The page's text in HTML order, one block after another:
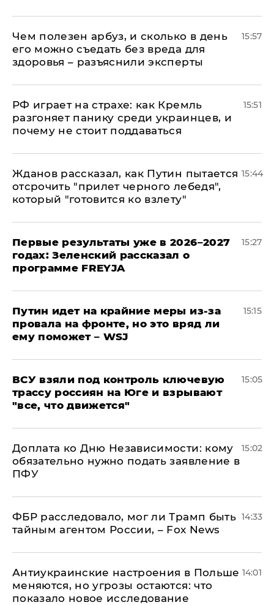
Чем полезен арбуз, и сколько в день
его можно съедать без вреда для
здоровья – разъяснили эксперты
15:57
РФ играет на страхе: как Кремль
разгоняет панику среди украинцев, и
почему не стоит поддаваться
15:51
Жданов рассказал, как Путин пытается
отсрочить "прилет черного лебедя",
который "готовится ко взлету"
15:44
Первые результаты уже в 2026–2027
годах: Зеленский рассказал о
программе FREYJA
15:27
Путин идет на крайние меры из-за
провала на фронте, но это вряд ли
ему поможет – WSJ
15:15
ВСУ взяли под контроль ключевую
трассу россиян на Юге и взрывают
"все, что движется"
15:05
Доплата ко Дню Независимости: кому
обязательно нужно подать заявление в
ПФУ
15:02
ФБР расследовало, мог ли Трамп быть
тайным агентом России, – Fox News
14:33
Антиукраинские настроения в Польше
меняются, но угрозы остаются: что
показало новое исследование
14:01